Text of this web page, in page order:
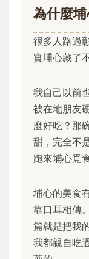
為什麼
很多人路過
實埔心藏了
我自己以前
被在地朋友
麼好吃？那
甜，完全不
跑來埔心覓
埔心的美食
靠口耳相傳
篇就是把我
我都親自吃